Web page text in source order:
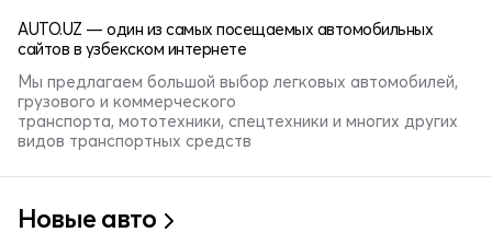
AUTO.UZ — один из самых посещаемых автомобильных
сайтов в узбекском интернете
Мы предлагаем большой выбор легковых автомобилей,
грузового и коммерческого
транспорта, мототехники, спецтехники и многих других
видов транспортных средств
Новые авто